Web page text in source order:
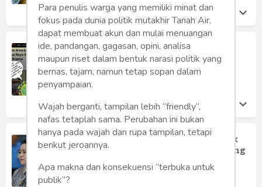
Tekno
Gaya
Wisata
Wanita
Nangis Tes
Dahlan Iskan
Jumat 12 Jun, 2020
Ironis! Ketua DPR RI Minta PPATK Tak
Publikasi Kepala Daerah Pencuci Uang
Mochamad Toha
Sabtu 21 Dec, 2019
Para penulis warga yang memiliki minat dan
fokus pada dunia politik mutakhir Tanah Air,
dapat membuat akun dan mulai menuangan
ide, pandangan, gagasan, opini, analisa
maupun riset dalam bentuk narasi politik yang
bernas, tajam, namun tetap sopan dalam
penyampaian.
Wajah berganti, tampilan lebih “friendly”,
nafas tetaplah sama. Perubahan ini bukan
hanya pada wajah dan rupa tampilan, tetapi
berikut jeroannya.
Apa makna dan konsekuensi “terbuka untuk
publik”?